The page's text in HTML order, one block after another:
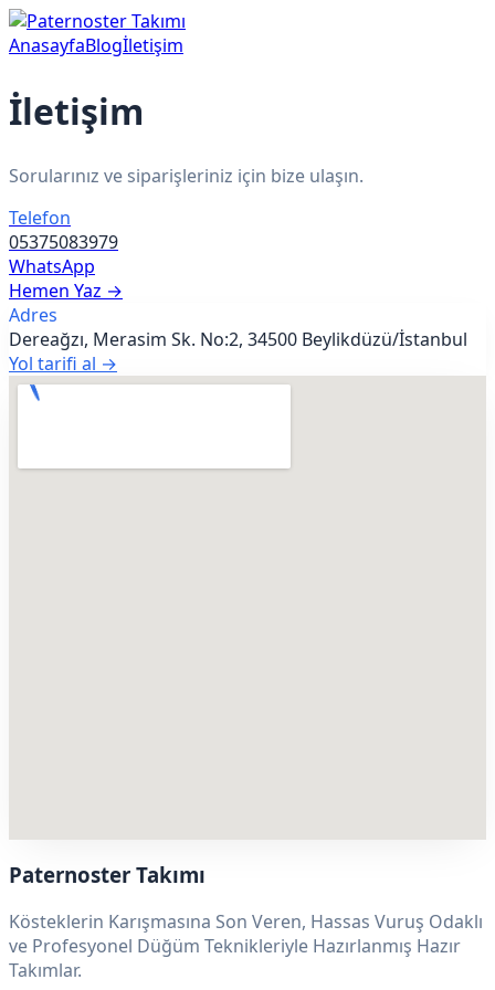
AnasayfaBlogİletişim
İletişim
Sorularınız ve siparişleriniz için bize ulaşın.
Telefon
05375083979
WhatsApp
Hemen Yaz →
Adres
Dereağzı, Merasim Sk. No:2, 34500 Beylikdüzü/İstanbul
Yol tarifi al →
Paternoster Takımı
Kösteklerin Karışmasına Son Veren, Hassas Vuruş Odaklı
ve Profesyonel Düğüm Teknikleriyle Hazırlanmış Hazır
Takımlar.